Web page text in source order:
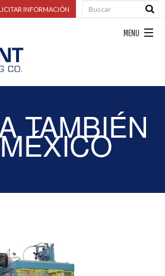
INFORMACIÓN
TAMBIÉN